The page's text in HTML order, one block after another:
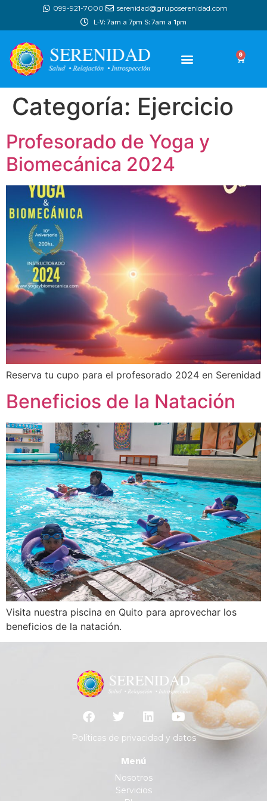
099-921-7000 serenidad@gruposerenidad.com
L-V: 7am a 7pm S: 7am a 1pm
0
Categoría: Ejercicio
Profesorado de Yoga y
Biomecánica 2024
Reserva tu cupo para el profesorado 2024 en Serenidad
Beneficios de la Natación
Visita nuestra piscina en Quito para aprovechar los
beneficios de la natación.
Políticas de privacidad y datos
Menú
Nosotros
Servicios